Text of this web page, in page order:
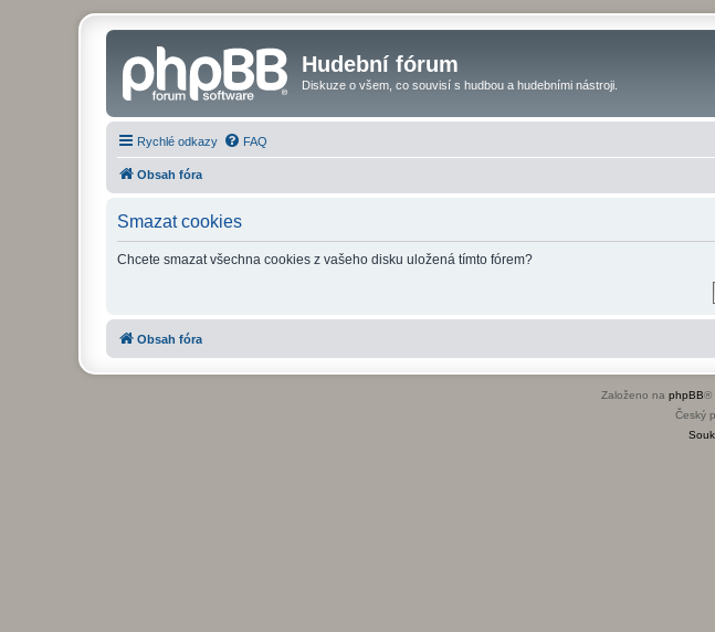
Hudební fórum
Diskuze o všem, co souvisí s hudbou a hudebními nástroji.
Rychlé odkazy FAQ
Obsah fóra
Smazat cookies
Chcete smazat všechna cookies z vašeho disku uložená tímto fórem?
Obsah fóra
Založeno na phpBB®
Český